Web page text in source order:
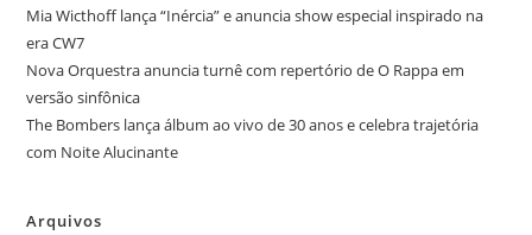
Mia Wicthoff lança “Inércia” e anuncia show especial inspirado na
era CW7
Nova Orquestra anuncia turnê com repertório de O Rappa em
versão sinfônica
The Bombers lança álbum ao vivo de 30 anos e celebra trajetória
com Noite Alucinante
Arquivos